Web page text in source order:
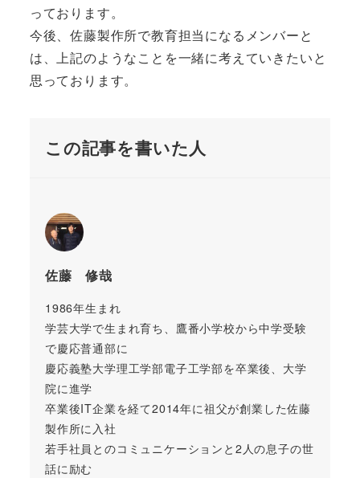
っております。
今後、佐藤製作所で教育担当になるメンバーと
は、上記のようなことを一緒に考えていきたいと
思っております。
この記事を書いた人
佐藤 修哉
1986年生まれ
学芸大学で生まれ育ち、鷹番小学校から中学受験
で慶応普通部に
慶応義塾大学理工学部電子工学部を卒業後、大学
院に進学
卒業後IT企業を経て2014年に祖父が創業した佐藤
製作所に入社
若手社員とのコミュニケーションと2人の息子の世
話に励む